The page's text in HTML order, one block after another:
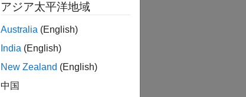
アジア太平洋地域
Australia (English)
India (English)
New Zealand (English)
中国